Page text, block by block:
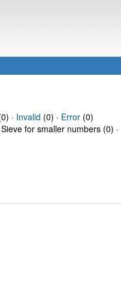
· Invalid (0) · Error(0)
for smaller numbers (0) ·